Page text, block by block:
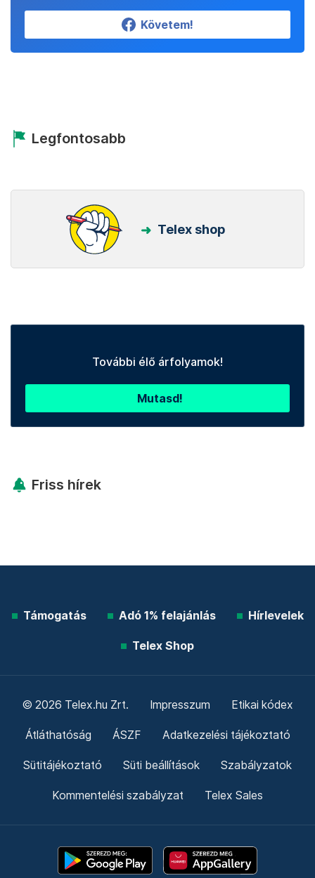
Követem!
Legfontosabb
Telex shop
További élő árfolyamok!
Mutasd!
Friss hírek
Támogatás Adó 1% felajánlás Hírlevelek
Telex Shop
© 2026 Telex.hu Zrt. Impresszum Etikai kódex
Átláthatóság ÁSZF Adatkezelési tájékoztató
Sütitájékoztató Süti beállítások Szabályzatok
Kommentelési szabályzat Telex Sales